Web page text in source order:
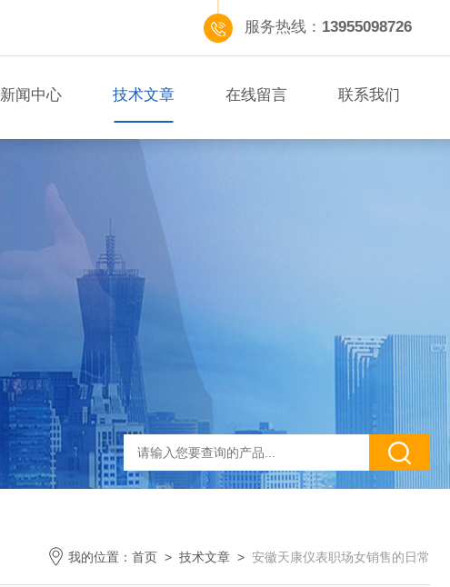
服务热线： 13955098726
新闻中心 技术文章 在线留言 联系我们
我的位置： 首页 > 技术文章 > 安徽天康仪表职场女销售的日常